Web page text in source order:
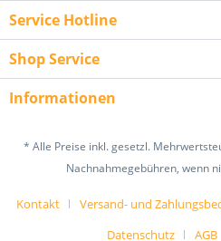
Service Hotline
Shop Service
Informationen
* Alle Preise inkl. gesetzl.
Nachnahmegebühren, wenn
Kontakt Versand- und
Datenschutz
AGB